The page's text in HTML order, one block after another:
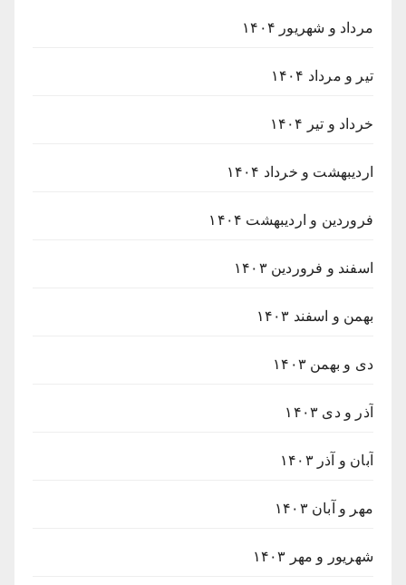
مرداد و شهریور ۱۴۰۴
تیر و مرداد ۱۴۰۴
خرداد و تیر ۱۴۰۴
اردیبهشت و خرداد ۱۴۰۴
فروردین و اردیبهشت ۱۴۰۴
اسفند و فروردین ۱۴۰۳
بهمن و اسفند ۱۴۰۳
دی و بهمن ۱۴۰۳
آذر و دی ۱۴۰۳
آبان و آذر ۱۴۰۳
مهر و آبان ۱۴۰۳
شهریور و مهر ۱۴۰۳